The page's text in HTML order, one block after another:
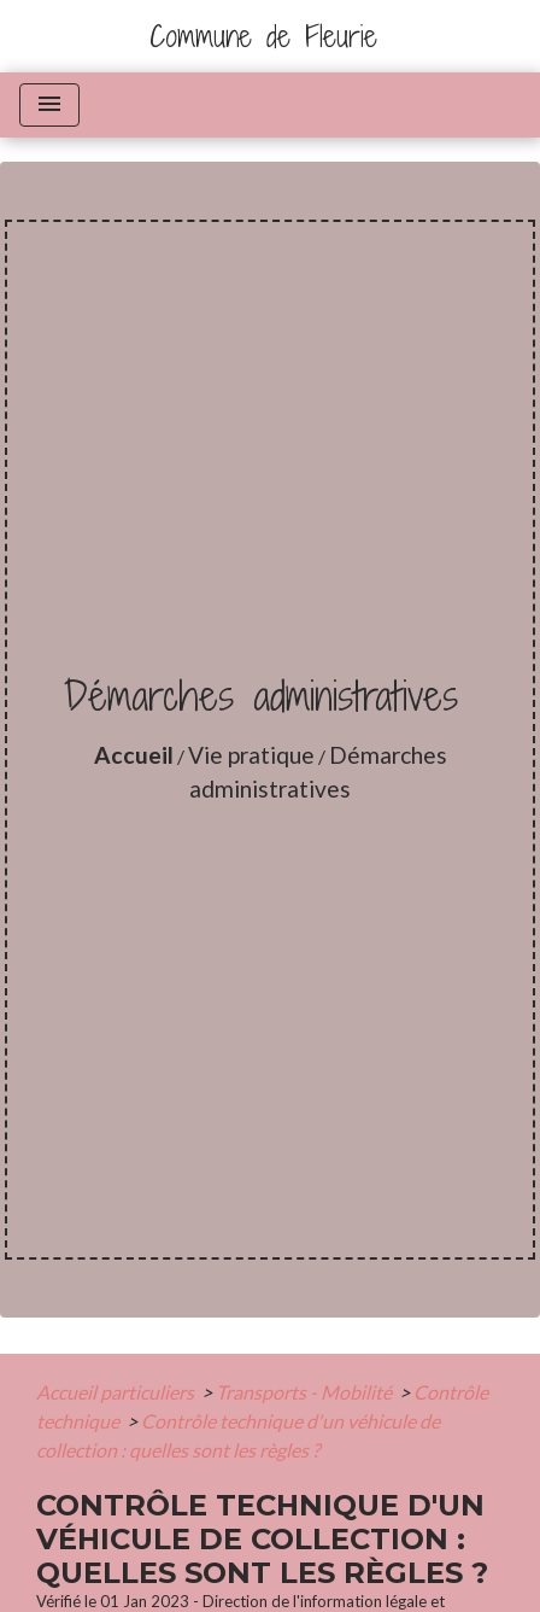
Commune de Fleurie
menu
Démarches administratives
Accueil /Vie pratique / Démarches
administratives
Accueil particuliers > Transports - Mobilité > Contrôle
technique > Contrôle technique d'un véhicule de
collection : quelles sont les règles ?
CONTRÔLE TECHNIQUE D'UN
VÉHICULE DE COLLECTION :
QUELLES SONT LES RÈGLES ?
Vérifié le 01 Jan 2023 - Direction de l'information légale et